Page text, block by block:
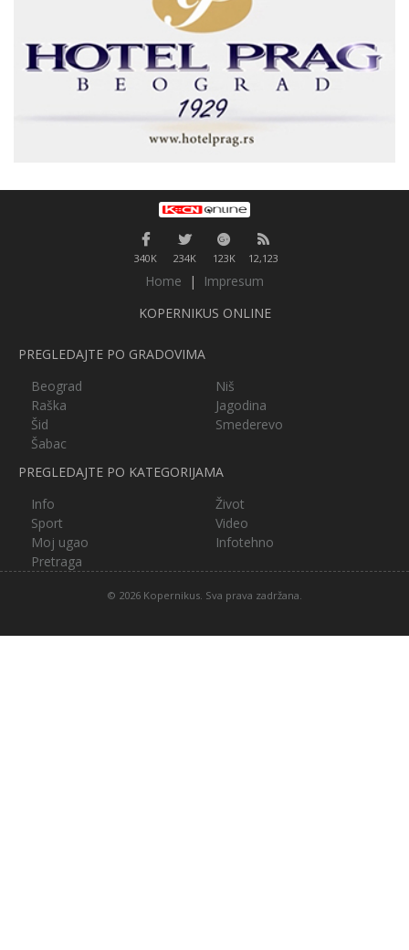
340K 234K 123K 12,123
Home |
Impresum
KOPERNIKUS ONLINE
PREGLEDAJTE PO GRADOVIMA
Beograd
Niš
Raška
Jagodina
Šid
Smederevo
Šabac
PREGLEDAJTE PO KATEGORIJAMA
Info
Život
Sport
Video
Moj ugao
Infotehno
Pretraga
© 2026 Kopernikus. Sva prava zadržana.